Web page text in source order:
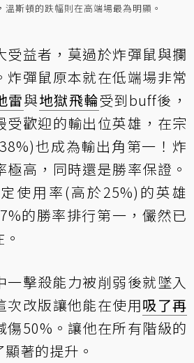
斯頓的跌幅則在高端場最為明顯。
受益者，莫過於炸彈鼠與攔
炸彈鼠原本就在低端場非常
雷與地獄飛輪受到buff後 ，
受歡迎的輸出位英雄，在宗
也成為輸出角第一！炸
高，同時還是勝率保證。
使用率(高於25%)的英雄
的勝率排行第一，儼然已
一擊殺能力被削弱後就墜入
次改版讓他能在使用吸了再
傷50% 。讓他在所有階級的
著的提升。